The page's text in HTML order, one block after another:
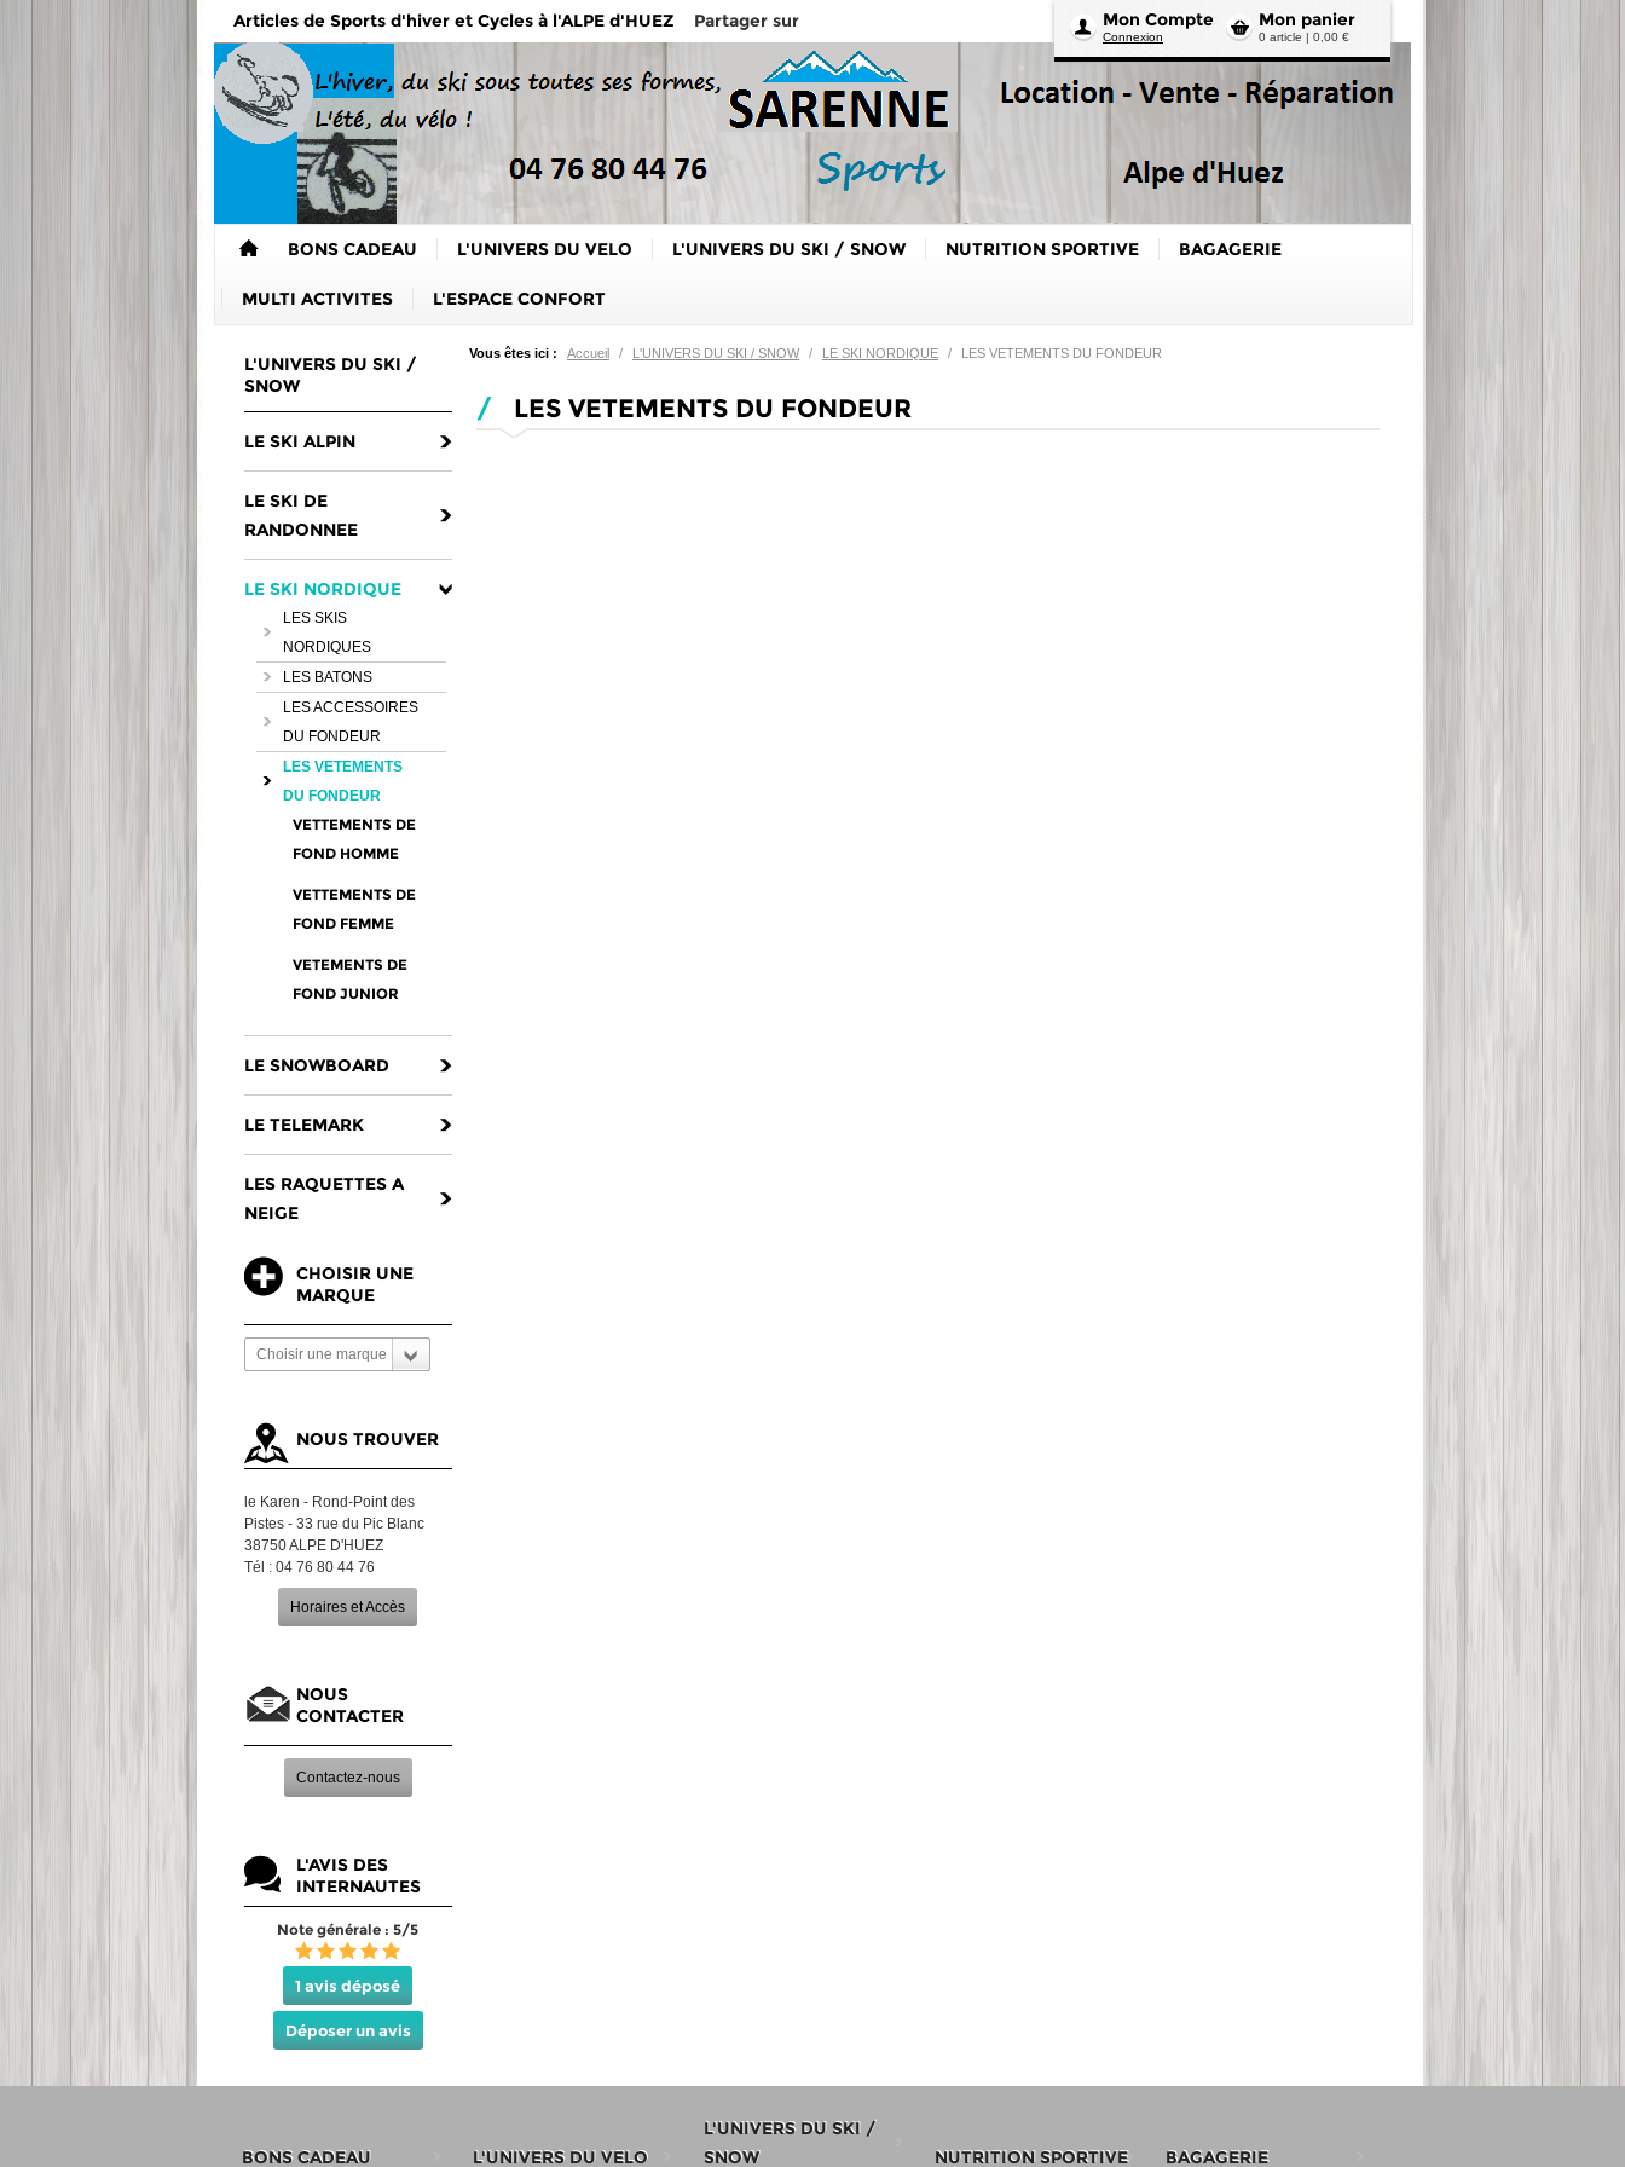
Mon panier
0 article | 0,00 €
Mon Compte
Connexion
Articles de Sports d'hiver et Cycles à l'ALPE d'HUEZ Partager sur
BONS CADEAU L'UNIVERS DU VELO L'UNIVERS DU SKI / SNOW NUTRITION SPORTIVE BAGAGERIE
MULTI ACTIVITES L'ESPACE CONFORT
L'UNIVERS DU SKI /
SNOW
LE SKI ALPIN
LE SKI DE
RANDONNEE
LE SKI NORDIQUE
LES SKIS
NORDIQUES
LES BATONS
LES ACCESSOIRES
DU FONDEUR
LES VETEMENTS
DU FONDEUR
VETTEMENTS DE
FOND HOMME
VETTEMENTS DE
FOND FEMME
VETEMENTS DE
FOND JUNIOR
LE SNOWBOARD
LE TELEMARK
LES RAQUETTES A
NEIGE
CHOISIR UNE
MARQUE
Choisir une marque
NOUS TROUVER
le Karen - Rond-Point des
Pistes - 33 rue du Pic Blanc
38750 ALPE D'HUEZ
Tél : 04 76 80 44 76
Horaires et Accès
NOUS
CONTACTER
Contactez-nous
L'AVIS DES
INTERNAUTES
Note générale : 5/5
1 avis déposé
Déposer un avis
Vous êtes ici : Accueil / L'UNIVERS DU SKI / SNOW / LE SKI NORDIQUE / LES VETEMENTS DU FONDEUR
/ LES VETEMENTS DU FONDEUR
BONS CADEAU L'UNIVERS DU VELO
L'UNIVERS DU SKI /
SNOW
NUTRITION SPORTIVE BAGAGERIE